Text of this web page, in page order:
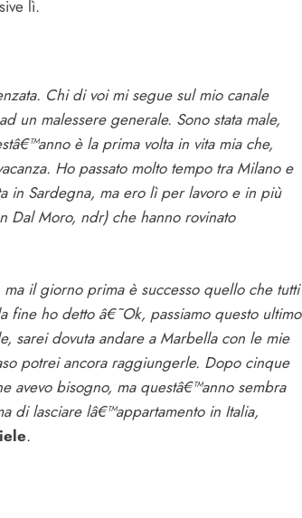
lì.
Chi di voi mi segue sul mio canale
un malessere generale. Sono stata male,
è la prima volta in vita mia che,
Ho passato molto tempo tra Milano e
in Sardegna, ma ero lì per lavoro e in più
Dal Moro, ndr) che hanno rovinato
ma il giorno prima è successo quello che tutti
fine ho detto â€˜Ok, passiamo questo ultimo
sarei dovuta andare a Marbella con le mie
potrei ancora raggiungerle. Dopo cinque
avevo bisogno, ma questâ€™anno sembra
di lasciare lâ€™appartamento in Italia,
.